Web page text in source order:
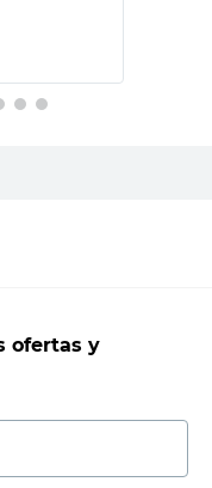
ofertas y